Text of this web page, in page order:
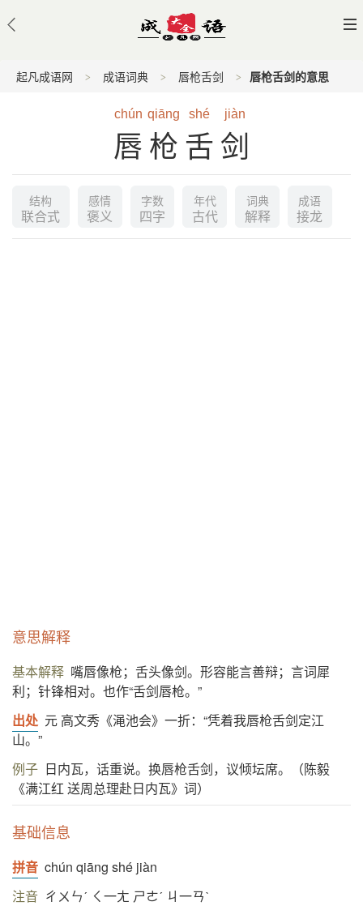
起凡成语网 成语词典 唇枪舌剑 唇枪舌剑的意思
chún qiāng shé jiàn
唇枪舌剑
结构
联合式
感情
褒义
字数
四字
年代
古代
词典
解释
成语
接龙
意思解释
基本解释 嘴唇像枪；舌头像剑。形容能言善辩；言词犀
利；针锋相对。也作“舌剑唇枪。”
出处 元 高文秀《渑池会》一折：“凭着我唇枪舌剑定江
山。”
例子 日内瓦，话重说。换唇枪舌剑，议倾坛席。（陈毅
《满江红 送周总理赴日内瓦》词）
基础信息
拼音 chún qiāng shé jiàn
注音 ㄔㄨㄣˊ ㄑ一ㄤ ㄕㄜˊ ㄐ一ㄢˋ